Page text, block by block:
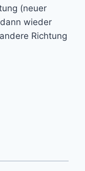
(neuer
wieder
Richtung